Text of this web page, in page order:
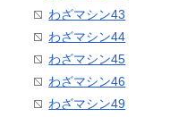
わざマシン43
わざマシン44
わざマシン45
わざマシン46
わざマシン49